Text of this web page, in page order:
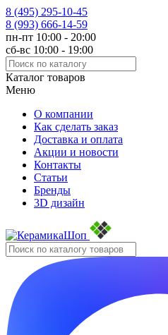
8 (495) 295-10-45
8 (993) 666-14-59
пн-пт 10:00 - 20:00
сб-вс 10:00 - 19:00
Каталог товаров
Меню
О компании
Как сделать заказ
Доставка и оплата
Акции и новости
Контакты
Статьи
Бренды
3D дизайн